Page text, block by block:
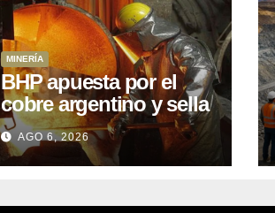
MINERÍA
BHP apuesta por el
cobre argentino y sella
acuerdo con Kobrea
para siete proyecto
AGO 6, 2026